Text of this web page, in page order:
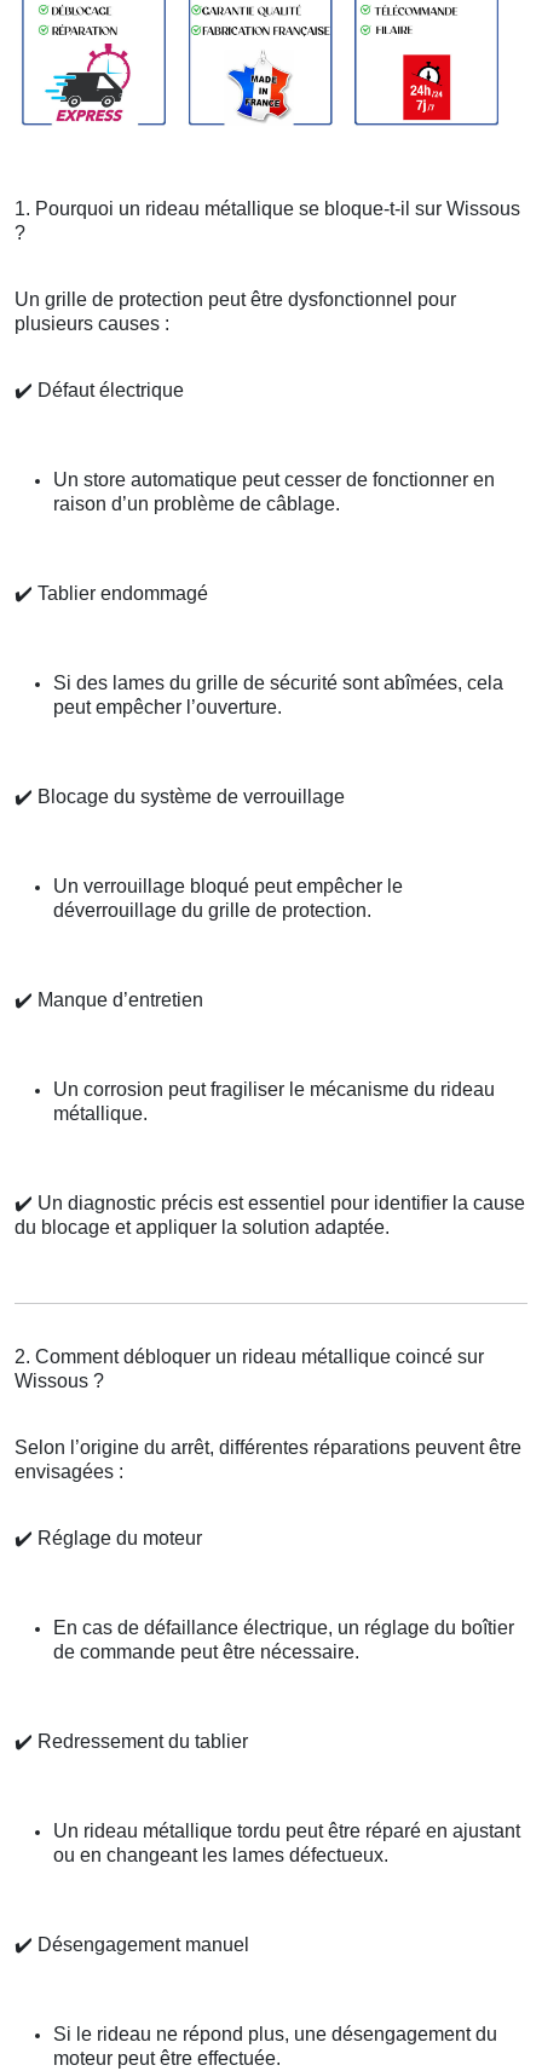
1. Pourquoi un rideau métallique se bloque-t-il sur Wissous
?
Un grille de protection peut être dysfonctionnel pour
plusieurs causes :
✔️ Défaut électrique
Un store automatique peut cesser de fonctionner en
raison d’un problème de câblage.
✔️ Tablier endommagé
Si des lames du grille de sécurité sont abîmées, cela
peut empêcher l’ouverture.
✔️ Blocage du système de verrouillage
Un verrouillage bloqué peut empêcher le
déverrouillage du grille de protection.
✔️ Manque d’entretien
Un corrosion peut fragiliser le mécanisme du rideau
métallique.
✔️ Un diagnostic précis est essentiel pour identifier la cause
du blocage et appliquer la solution adaptée.
2. Comment débloquer un rideau métallique coincé sur
Wissous ?
Selon l’origine du arrêt, différentes réparations peuvent être
envisagées :
✔️ Réglage du moteur
En cas de défaillance électrique, un réglage du boîtier
de commande peut être nécessaire.
✔️ Redressement du tablier
Un rideau métallique tordu peut être réparé en ajustant
ou en changeant les lames défectueux.
✔️ Désengagement manuel
Si le rideau ne répond plus, une désengagement du
moteur peut être effectuée.